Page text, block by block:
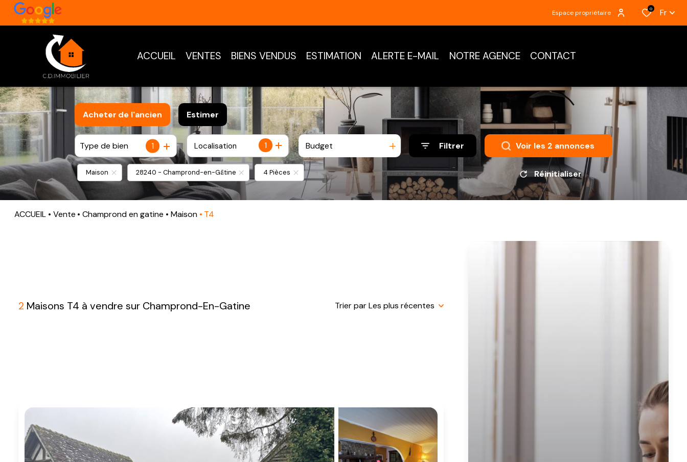
Espace propriétaire
0 Fr
ACCUEIL VENTES BIENS VENDUS ESTIMATION ALERTE E-MAIL NOTRE AGENCE CONTACT
Acheter de l'ancien
De l'ancien
Estimer
Type de bien 1 1
Localisation Budget Filtrer Voir les 2 annonces
Maison 28240 - Champrond-en-Gâtine 4 Pièces Réinitialiser
ACCUEIL Vente Champrond en gatine Maison T4
2 Maisons T4 à vendre sur Champrond-En-Gatine Trier par Les plus récentes